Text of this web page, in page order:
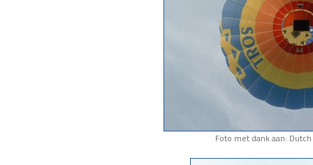
Foto met dank aan: